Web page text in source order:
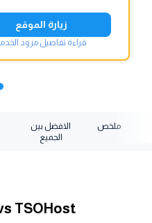
زيارة الموقع
قراءة تفاصيل مزود
ملخص
الافضل بين
الجميع
TSOHost